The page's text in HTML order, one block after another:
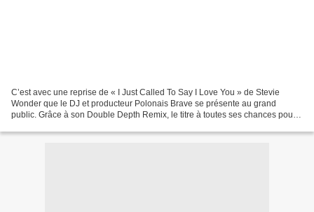
C’est avec une reprise de « I Just Called To Say I Love You » de Stevie
Wonder que le DJ et producteur Polonais Brave se présente au grand
public. Grâce à son Double Depth Remix, le titre à toutes ses chances pour